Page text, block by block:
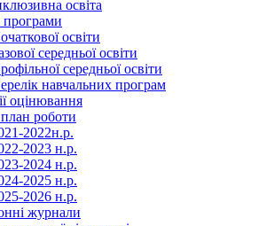
освіта
програми
освіти
середньої освіти
середньої освіти
навчальних програм
оцінювання
роботи
2022н.р.
2023 н.р.
2024 н.р.
2025 н.р.
2026 н.р.
журнали